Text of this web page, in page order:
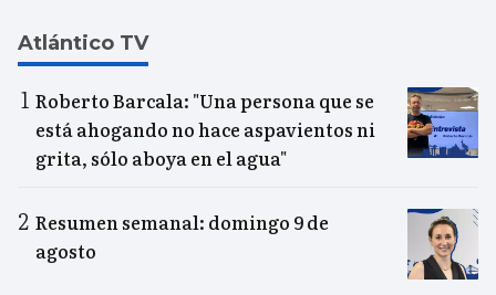
Atlántico TV
Roberto Barcala: "Una persona que se
está ahogando no hace aspavientos ni
grita, sólo aboya en el agua"
Resumen semanal: domingo 9 de
agosto